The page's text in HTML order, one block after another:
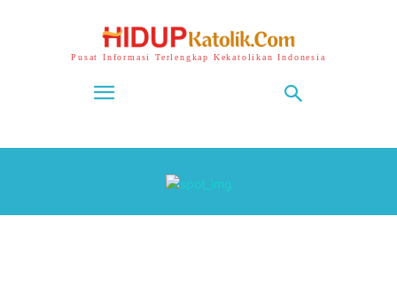
Pusat Informasi Terlengkap Kekatolikan Indonesia